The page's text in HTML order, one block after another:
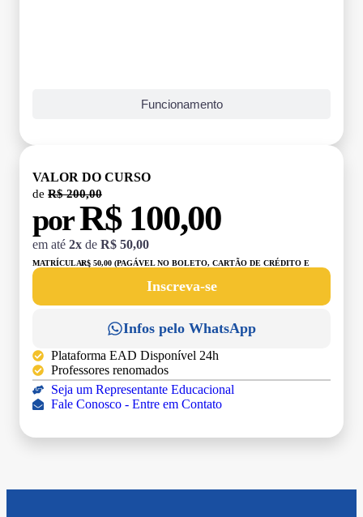
Funcionamento
VALOR DO CURSO
de R$ 200,00
porR$ 100,00
em até 2x de R$ 50,00
MATRÍCULA:R$ 50,00 (PAGÁVEL NO BOLETO, CARTÃO DE CRÉDITO E
Inscreva-se
Infos pelo WhatsApp
Plataforma EAD Disponível 24h
Professores renomados
Seja um Representante Educacional
Fale Conosco - Entre em Contato